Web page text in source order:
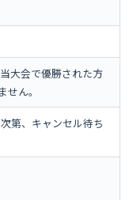
会で優勝された方
ん。
第、キャンセル待ち